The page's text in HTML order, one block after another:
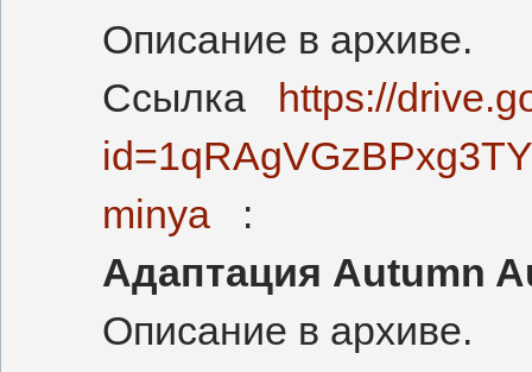
Описание в архиве.
Ссылка https://
minya :
Адаптация Autumn
Описание в архиве.